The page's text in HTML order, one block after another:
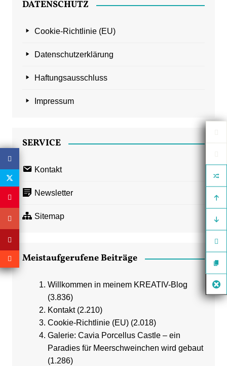
DATENSCHUTZ
Cookie-Richtlinie (EU)
Datenschutzerklärung
Haftungsausschluss
Impressum
SERVICE
Kontakt
Newsletter
Sitemap
Meistaufgerufene Beiträge
Willkommen in meinem KREATIV-Blog
(3.836)
Kontakt (2.210)
Cookie-Richtlinie (EU) (2.018)
Galerie: Cavia Porcellus Castle – ein
Paradies für Meerschweinchen wird gebaut
(1.286)